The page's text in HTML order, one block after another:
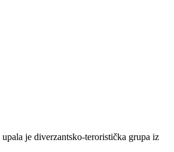
je diverzantsko-teroristička grupa iz